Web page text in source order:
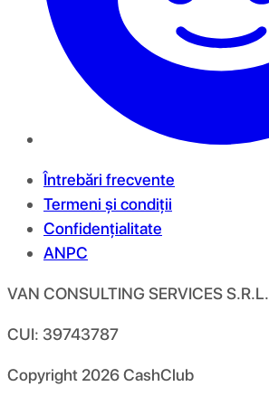
Întrebări frecvente
Termeni și condiții
Confidențialitate
ANPC
VAN CONSULTING SERVICES S.R.L.
CUI: 39743787
Copyright 2026CashClub